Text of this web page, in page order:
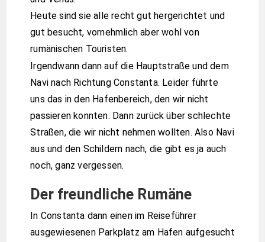
Heute sind sie alle recht gut hergerichtet und
gut besucht, vornehmlich aber wohl von
rumänischen Touristen.
Irgendwann dann auf die Hauptstraße und dem
Navi nach Richtung Constanta. Leider führte
uns das in den Hafenbereich, den wir nicht
passieren konnten. Dann zurück über schlechte
Straßen, die wir nicht nehmen wollten. Also Navi
aus und den Schildern nach, die gibt es ja auch
noch, ganz vergessen.
Der freundliche Rumäne
In Constanta dann einen im Reiseführer
ausgewiesenen Parkplatz am Hafen aufgesucht